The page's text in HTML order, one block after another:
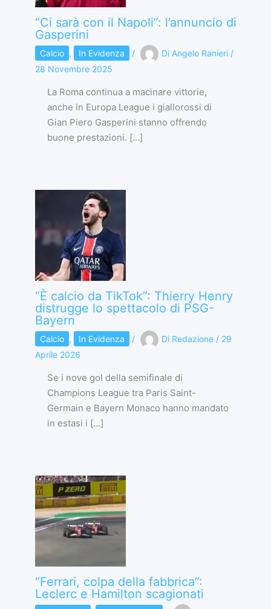
“Ci sarà con il Napoli”: l’annuncio di
Gasperini
Calcio , In Evidenza / Di Angelo Ranieri /
28 Novembre 2025
La Roma continua a macinare vittorie,
anche in Europa League i giallorossi di
Gian Piero Gasperini stanno offrendo
buone prestazioni. […]
“È calcio da TikTok”: Thierry Henry
distrugge lo spettacolo di PSG-
Bayern
Calcio , In Evidenza / Di Redazione / 29
Aprile 2026
Se i nove gol della semifinale di
Champions League tra Paris Saint-
Germain e Bayern Monaco hanno mandato
in estasi i […]
“Ferrari, colpa della fabbrica”:
Leclerc e Hamilton scagionati